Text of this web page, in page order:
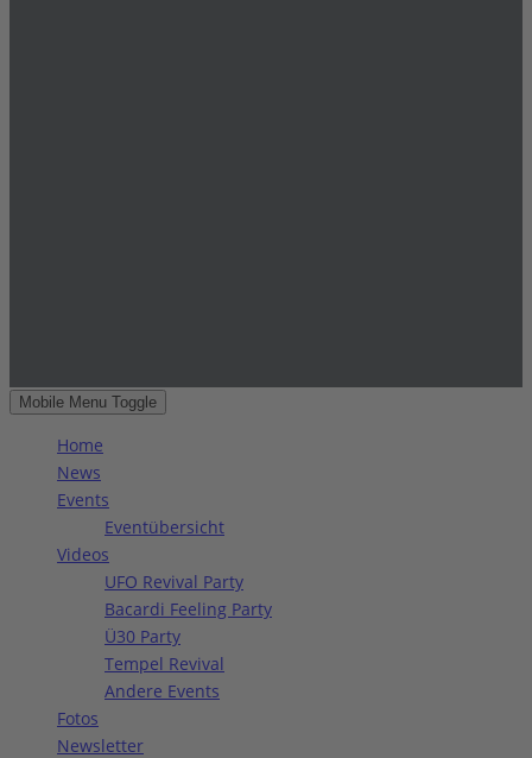
Mobile Menu Toggle
Home
News
Events
Eventübersicht
Videos
UFO Revival Party
Bacardi Feeling Party
Ü30 Party
Tempel Revival
Andere Events
Fotos
Newsletter